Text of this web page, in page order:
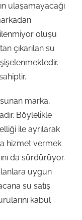
ulaşamayacağı
oluşu
çıkarılan su
marka,
Böylelikle
ile ayrılarak
hizmet vermek
da sürdürüyor.
uygun
su satış
kabul